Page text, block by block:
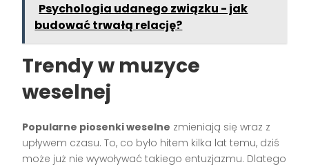
Psychologia udanego związku - jak
budować trwałą relację?
Trendy w muzyce
weselnej
Popularne piosenki weselne zmieniają się wraz z
upływem czasu. To, co było hitem kilka lat temu, dziś
może już nie wywoływać takiego entuzjazmu. Dlatego